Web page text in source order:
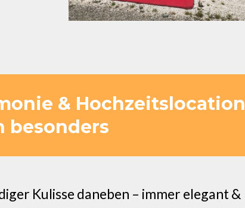
& Hochzeitslocation
besonders
Kulisse daneben – immer elegant &